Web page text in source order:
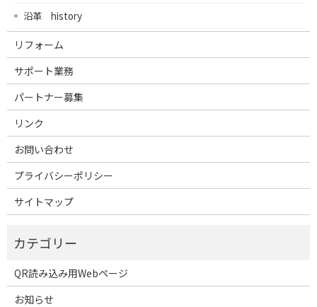
沿革 history
リフォーム
サポート業務
パートナー募集
リンク
お問い合わせ
プライバシーポリシー
サイトマップ
QR読み込み用Webページ
お知らせ